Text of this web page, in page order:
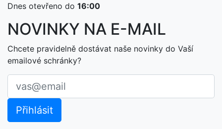
Dnes otevřeno do 16:00
NOVINKY NA E-MAIL
Chcete pravidelně dostávat naše novinky do Vaší
emailové schránky?